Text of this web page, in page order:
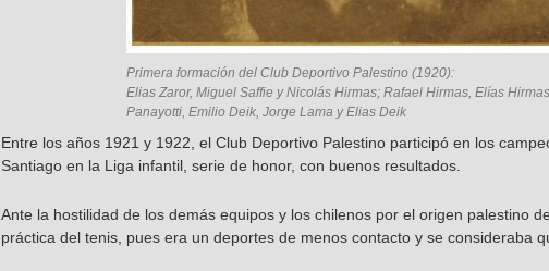
Primera formación del Club Deportivo Palestino (1920):
Elias Zaror, Miguel Saffie y Nicolás Hirmas; Rafael Hirmas, Elías
Panayotti, Emilio Deik, Jorge Lama y Elias Deik
Entre los años 1921 y 1922, el Club Deportivo Palestino participó en los
Santiago en la Liga infantil, serie de honor, con buenos resultados.
Ante la hostilidad de los demás equipos y los chilenos por el origen palestino
práctica del tenis, pues era un deportes de menos contacto y se consideraba